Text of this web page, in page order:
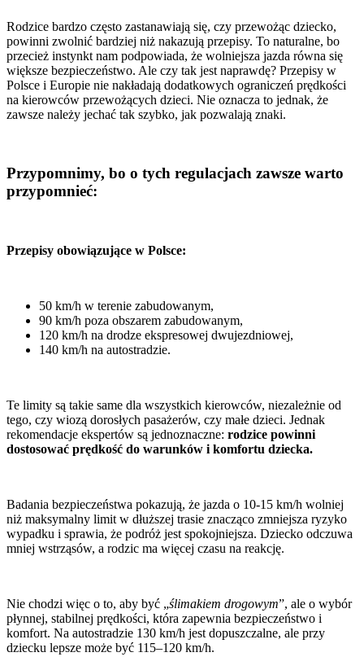
Rodzice bardzo często zastanawiają się, czy przewożąc dziecko,
powinni zwolnić bardziej niż nakazują przepisy. To naturalne, bo
przecież instynkt nam podpowiada, że wolniejsza jazda równa się
większe bezpieczeństwo. Ale czy tak jest naprawdę? Przepisy w
Polsce i Europie nie nakładają dodatkowych ograniczeń prędkości
na kierowców przewożących dzieci. Nie oznacza to jednak, że
zawsze należy jechać tak szybko, jak pozwalają znaki.
Przypomnimy, bo o tych regulacjach zawsze warto
przypomnieć:
Przepisy obowiązujące w Polsce:
50 km/h w terenie zabudowanym,
90 km/h poza obszarem zabudowanym,
120 km/h na drodze ekspresowej dwujezdniowej,
140 km/h na autostradzie.
Te limity są takie same dla wszystkich kierowców, niezależnie od
tego, czy wiozą dorosłych pasażerów, czy małe dzieci. Jednak
rekomendacje ekspertów są jednoznaczne: rodzice powinni
dostosować prędkość do warunków i komfortu dziecka.
Badania bezpieczeństwa pokazują, że jazda o 10-15 km/h wolniej
niż maksymalny limit w dłuższej trasie znacząco zmniejsza ryzyko
wypadku i sprawia, że podróż jest spokojniejsza. Dziecko odczuwa
mniej wstrząsów, a rodzic ma więcej czasu na reakcję.
Nie chodzi więc o to, aby być „ślimakiem drogowym”, ale o wybór
płynnej, stabilnej prędkości, która zapewnia bezpieczeństwo i
komfort. Na autostradzie 130 km/h jest dopuszczalne, ale przy
dziecku lepsze może być 115–120 km/h.